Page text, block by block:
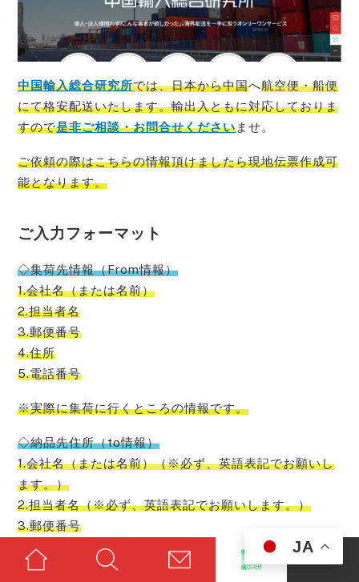
中国輸入総合研究所では、日本から中国へ航空便・船便
にて格安配送いたします。輸出入ともに対応しておりま
すので是非ご相談・お問合せくださいませ。
ご依頼の際はこちらの情報頂けましたら現地伝票作成可
能となります。
ご入力フォーマット
◇集荷先情報（From情報）
1.会社名（または名前）
2.担当者名
3.郵便番号
4.住所
5.電話番号
※実際に集荷に行くところの情報です。
◇納品先住所（to情報）
1.会社名（または名前）（※必ず、英語表記でお願いし
ます。）
2.担当者名（※必ず、英語表記でお願いします。）
3.郵便番号
4.住所（※必ず、英語表記でお願いします。）
5.電話番号
JA